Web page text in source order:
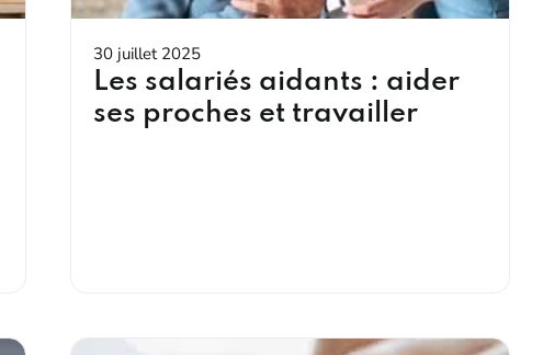
30 juillet 2025
Les salariés aidants : aider
ses proches et travailler